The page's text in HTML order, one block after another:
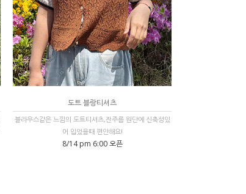
도트 블랑티셔츠
블라우스같은 느낌의 도트티셔츠,잔주름 원단에 신축성있
어 입었을때 편안해요!
8/14 pm 6:00 오픈